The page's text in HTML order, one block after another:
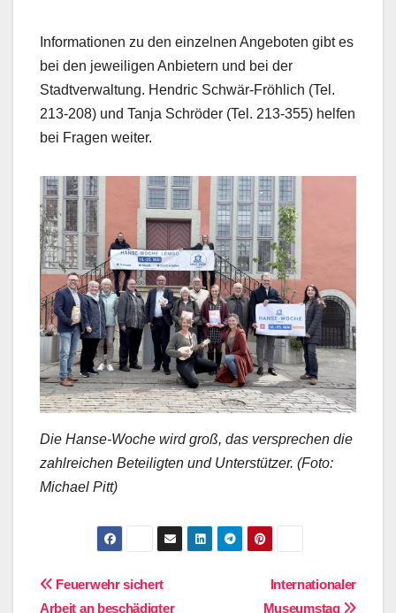
Informationen zu den einzelnen Angeboten gibt es
bei den jeweiligen Anbietern und bei der
Stadtverwaltung. Hendric Schwär-Fröhlich (Tel.
213-208) und Tanja Schröder (Tel. 213-355) helfen
bei Fragen weiter.
Die Hanse-Woche wird groß, das versprechen die
zahlreichen Beteiligten und Unterstützer. (Foto:
Michael Pitt)
BeitragsnavigationInternationaler
Museumstag
Feuerwehr sichert
Arbeit an beschädigter